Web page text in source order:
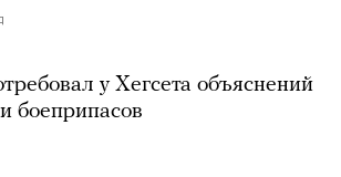
у Хегсета объяснений
боеприпасов